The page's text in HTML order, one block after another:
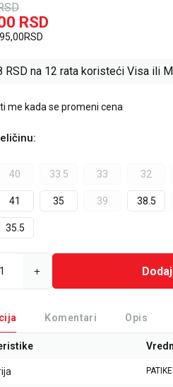
RSD
RSD
RSD na 12 rata koristeći Visa ili
me kada se promeni cena
:
40 33.5 33 32
41 35 39 38.5
35.5
Komentari Opis
PATIKE